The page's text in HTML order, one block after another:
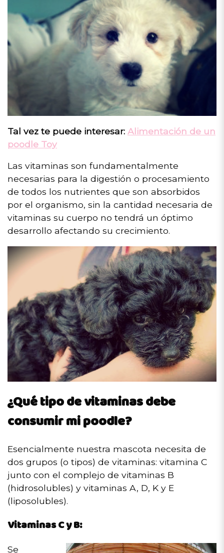
Tal vez te puede interesar: Alimentación de un
poodle Toy
Las vitaminas son fundamentalmente
necesarias para la digestión o procesamiento
de todos los nutrientes que son absorbidos
por el organismo, sin la cantidad necesaria de
vitaminas su cuerpo no tendrá un óptimo
desarrollo afectando su crecimiento.
¿Qué tipo de vitaminas debe
consumir mi poodle?
Esencialmente nuestra mascota necesita de
dos grupos (o tipos) de vitaminas: vitamina C
junto con el complejo de vitaminas B
(hidrosolubles) y vitaminas A, D, K y E
(liposolubles).
Vitaminas C y B:
Se